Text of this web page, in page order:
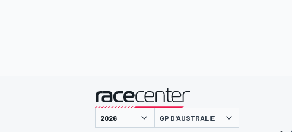
présenté par
GP D'AUSTRALIE